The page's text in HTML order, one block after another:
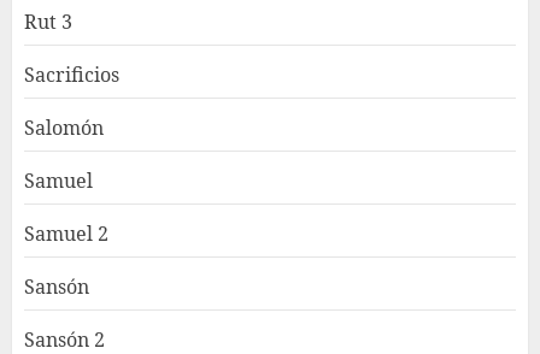
Rut 3
Sacrificios
Salomón
Samuel
Samuel 2
Sansón
Sansón 2